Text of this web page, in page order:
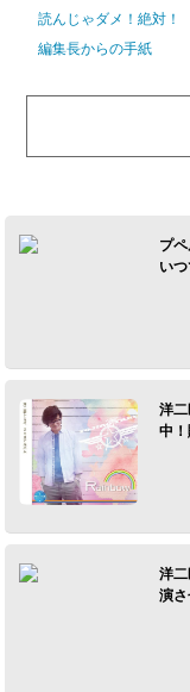
読んじゃダメ！絶対！
編集長からの手紙
プ
い
洋
中！
洋
演